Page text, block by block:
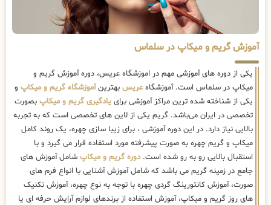
آموزش گریم و میکاپ در سلماس
یکی از دوره های آموزشی مهم در اموزشگاه عریس، دوره آموزش گریم و
میکاپ در سلماس است. آموزشگاه عریس بهترینآموزشگاه گریم و میکاپ و
یکی از شناخته شده ترین مراکز آموزشی برای یادگیری گریم و میکاپ بصورت
تخصصی در ایران می‌باشد. گریم یکی از لاین های تخصصی است که به تجربه
بالایی نیاز دارد. در این دوره آموزشی ، برای زیبا سازی چهره، یک روند کامل
میکاپ و گریم چهره به صورت پیشرفته مورد استفاده قرار می گیرد و با
استقبال بالایی رو به رو شده است.دوره گریم و میکاپ شامل آموزش های
جامع در زمینه گریم می باشد که شامل آموزش آشنایی با انواع فرم های
صورت، آموزش کانتورینگ گردی چهره با توجه به نوع چهره، آموزش تکنیک
های روز گریم و میکاپ، آموزش استفاده از برندهای لوازم آرایش حرفه ای یا